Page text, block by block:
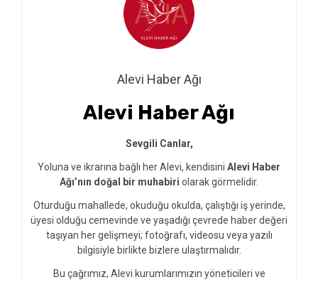
Alevi Haber Ağı
Alevi Haber Ağı
Sevgili Canlar,
Yoluna ve ikrarına bağlı her Alevi, kendisini Alevi Haber
Ağı’nın doğal bir muhabiri olarak görmelidir.
Oturduğu mahallede, okuduğu okulda, çalıştığı iş yerinde,
üyesi olduğu cemevinde ve yaşadığı çevrede haber değeri
taşıyan her gelişmeyi; fotoğrafı, videosu veya yazılı
bilgisiyle birlikte bizlere ulaştırmalıdır.
Bu çağrımız, Alevi kurumlarımızın yöneticileri ve